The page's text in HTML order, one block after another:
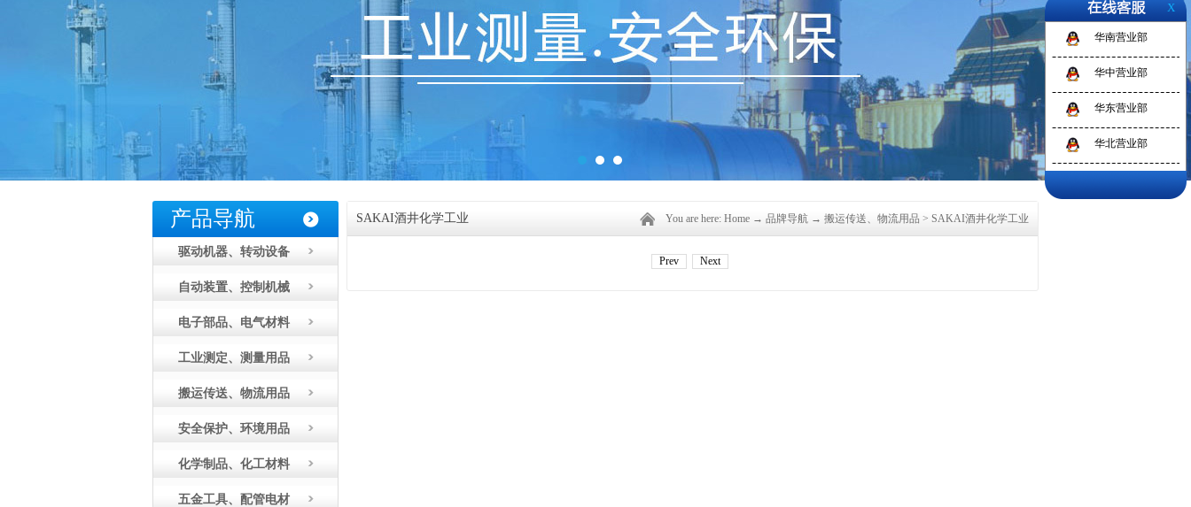
产品导航
驱动机器、转动设备
自动装置、控制机械
电子部品、电气材料
工业测定、测量用品
搬运传送、物流用品
安全保护、环境用品
化学制品、化工材料
五金工具、配管电材
SAKAI酒井化学工业 You are here: Home → 品牌导航 → 搬运传送、物流用品 > SAKAI酒井化学工业
Prev Next
X
华南营业部
华中营业部
华东营业部
华北营业部